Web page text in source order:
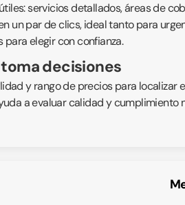
servicios detallados, áreas de
un par de clics, ideal tanto para
elegir con confianza.
decisiones
y rango de precios para
a evaluar calidad y cumplimiento